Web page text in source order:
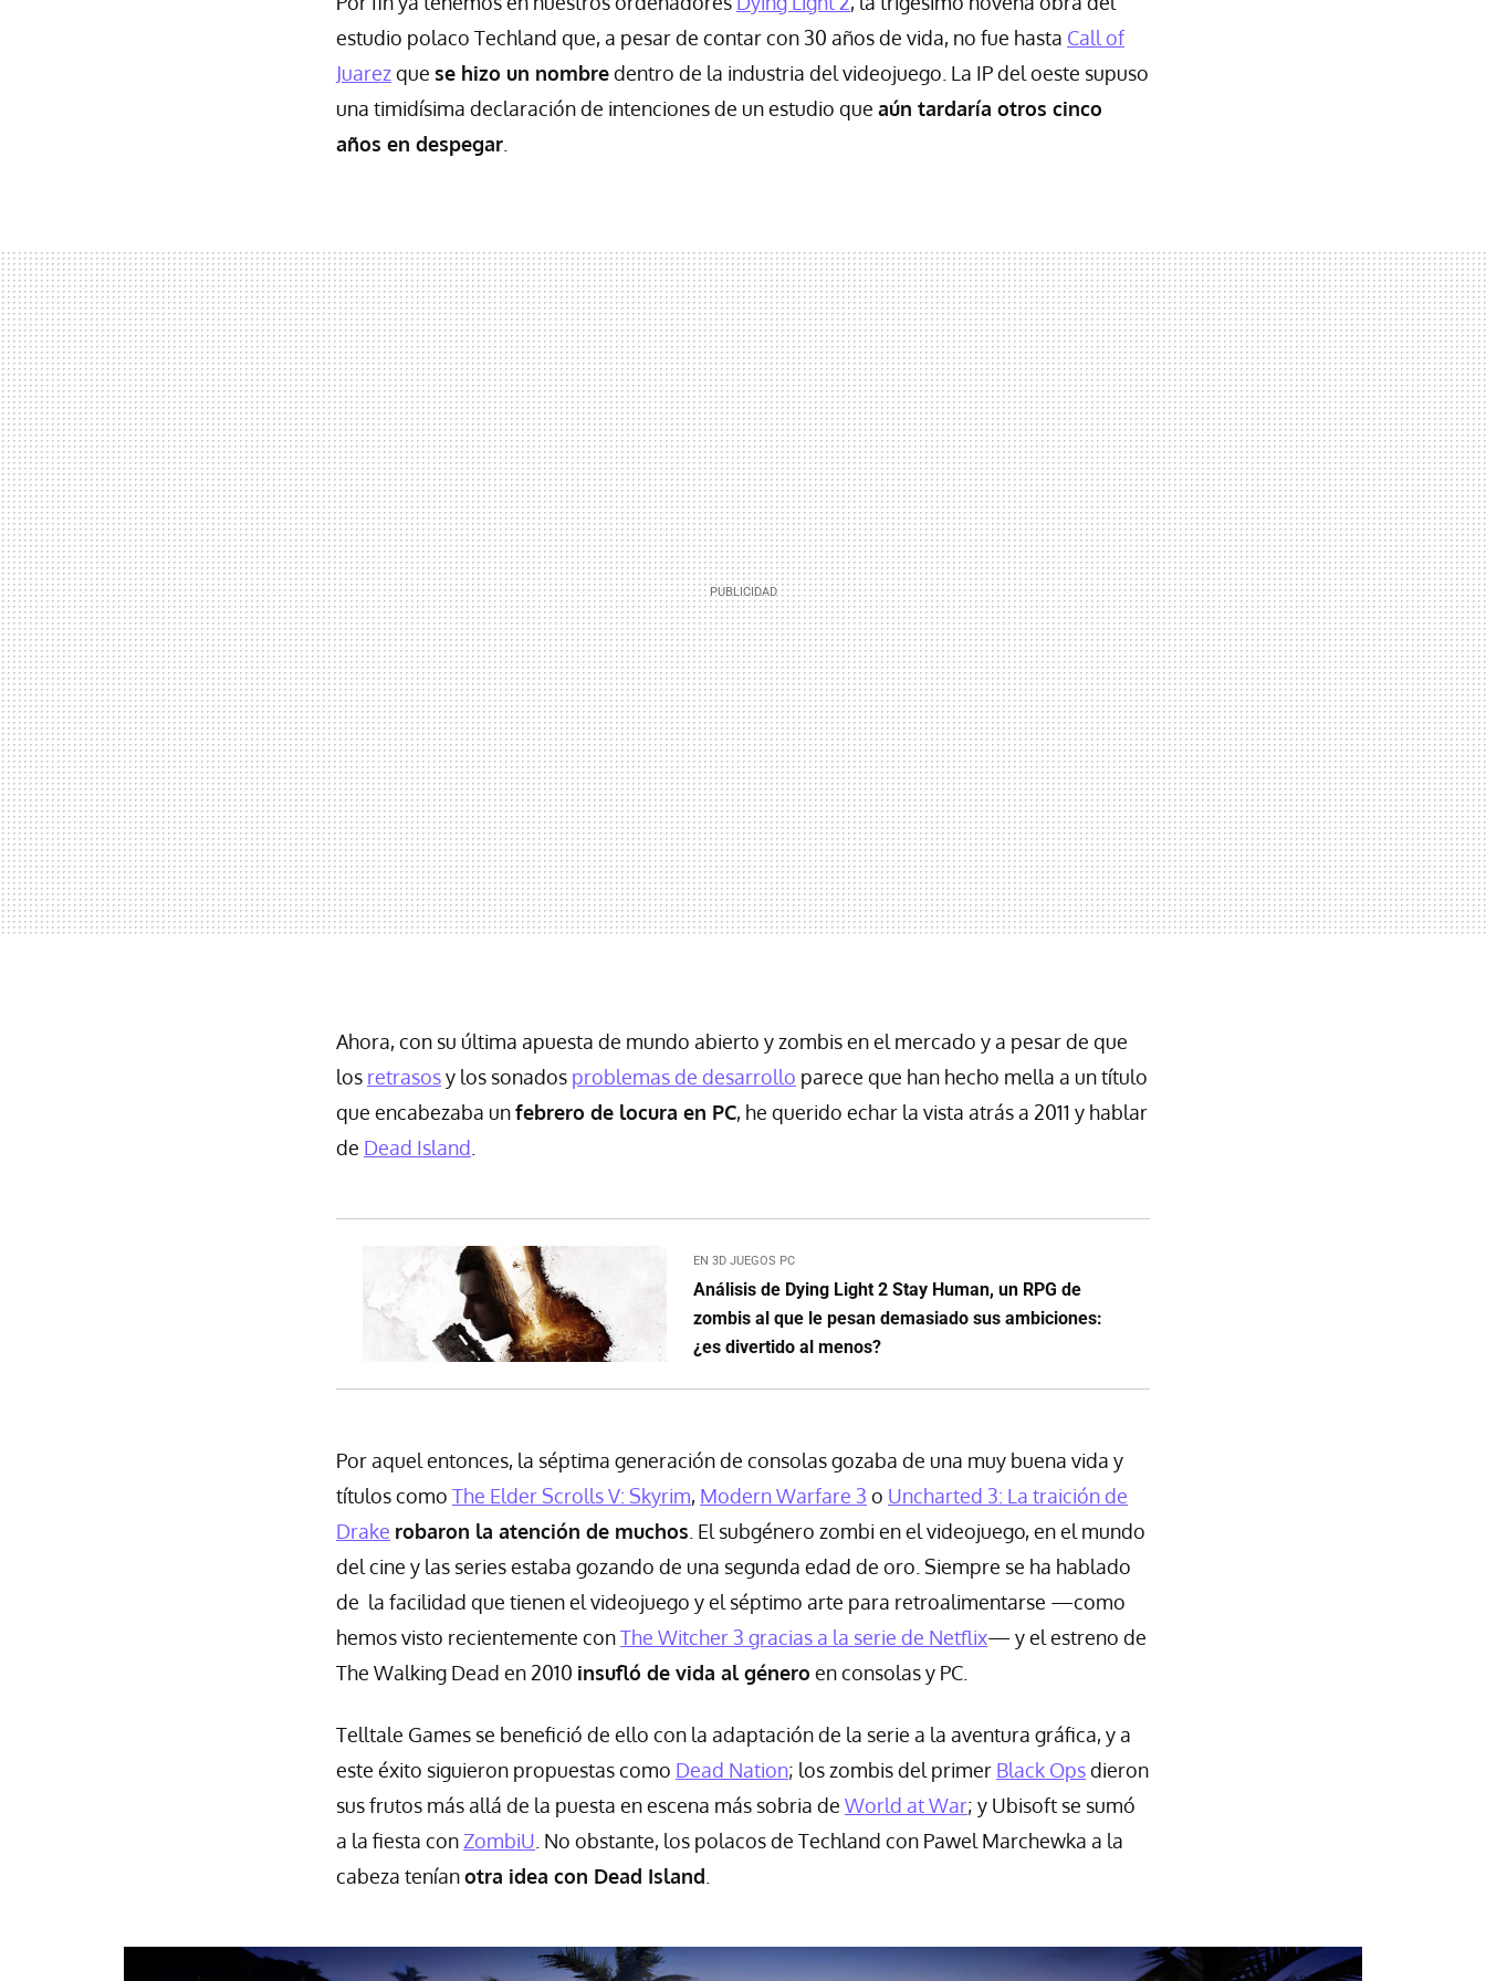
estudio polaco Techland que, a pesar de contar con 30 años de vida, no fue hasta Call of
Juarezque se hizo un nombredentro de la industria del videojuego. La IP del oeste supuso
una timidísima declaración de intenciones de un estudio que aún tardaría otros cinco
años en despegar
Ahora, con su última apuesta de mundo abierto y zombis en el mercado y a pesar de que
los retrasosy los sonados problemas de desarrollo parece que han hecho mella a un título
que encabezaba unfebrero de locura en PC, he querido echar la vista atrás a 2011 y hablar
de Dead Island
EN 3D JUEGOS PC
Análisis de Dying Light 2 Stay Human, un RPG de
zombis al que le pesan demasiado sus ambiciones:
¿es divertido al menos?
Por aquel entonces, la séptima generación de consolas gozaba de una muy buena vida y
títulos como The Elder Scrolls V: Skyrim, Modern Warfare 3 o Uncharted 3: La traición de
Drake robaron la atención de muchos . El subgénero zombi en el videojuego, en el mundo
del cine y las series estaba gozando de una segunda edad de oro. Siempre se ha hablado
de la facilidad que tienen el videojuego y el séptimo arte para retroalimentarse —como
hemos visto recientemente conThe Witcher 3 gracias a la serie de Netflix— y el estreno de
The Walking Dead en 2010 insufló de vida al género en consolas y PC.
Telltale Games se benefició de ello con la adaptación de la serie a la aventura gráfica, y a
este éxito siguieron propuestas como Dead Nation; los zombis del primer Black Opsdieron
sus frutos más allá de la puesta en escena más sobria de World at War; y Ubisoft se sumó
a la fiesta con ZombiU . No obstante, los polacos de Techland con Pawel Marchewka a la
cabeza teníanotra idea con Dead Island